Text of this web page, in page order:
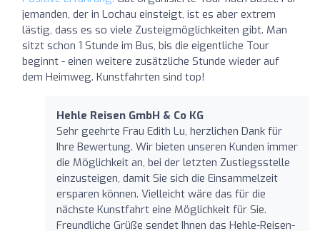
jemanden, der in Lochau einsteigt, ist es aber extrem
lästig, dass es so viele Zusteigmöglichkeiten gibt. Man
sitzt schon 1 Stunde im Bus, bis die eigentliche Tour
beginnt - einen weitere zusätzliche Stunde wieder auf
dem Heimweg. Kunstfahrten sind top!
Hehle Reisen GmbH & Co KG
Sehr geehrte Frau Edith Lu, herzlichen Dank für
Ihre Bewertung. Wir bieten unseren Kunden immer
die Möglichkeit an, bei der letzten Zustiegsstelle
einzusteigen, damit Sie sich die Einsammelzeit
ersparen können. Vielleicht wäre das für die
nächste Kunstfahrt eine Möglichkeit für Sie.
Freundliche Grüße sendet Ihnen das Hehle-Reisen-